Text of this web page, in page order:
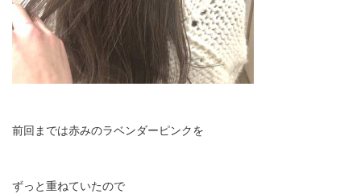
前回までは赤みのラベンダーピンクを
ずっと重ねていたので